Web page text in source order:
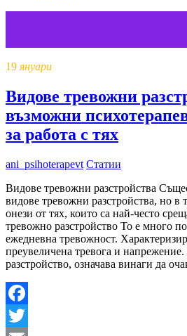
19 януари
Видове тревожни
възможни
за работа с тях
ani_psihoterapevt Статии
Видове тревожни разстройства
видове тревожни разстройства, но в
онези от тях, които са най-често
тревожно разстройство То е много
ежедневна тревожност.
преувеличена тревога и напрежение.
разстройство, означава винаги да
Facebook